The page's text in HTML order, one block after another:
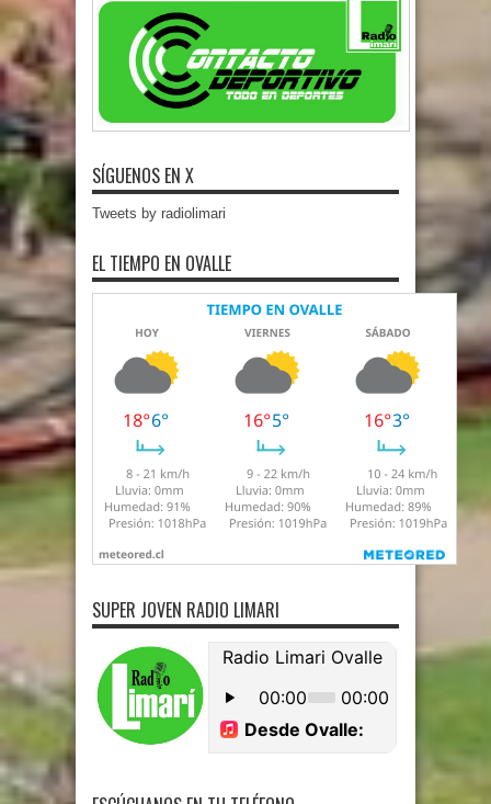
SÍGUENOS EN X
Tweets by radiolimari
EL TIEMPO EN OVALLE
SUPER JOVEN RADIO LIMARI